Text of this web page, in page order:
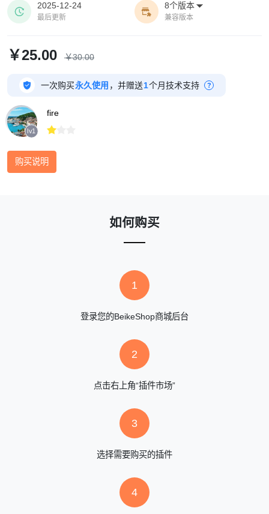

2025-12-24
最后更新

8个版本 
兼容版本
￥25.00 ￥30.00
 一次购买永久使用 ，并赠送1个月技术支持 ?
lv1
fire

购买说明
如何购买
1
登录您的BeikeShop商城后台
2
点击右上角“插件市场”
3
选择需要购买的插件
4